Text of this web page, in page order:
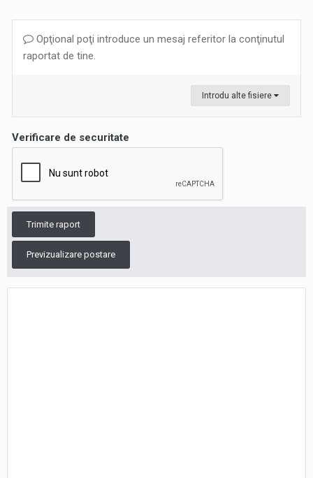
Opţional poţi introduce un mesaj referitor la conţinutul
raportat de tine.
Introdu alte fisiere
Verificare de securitate
Trimite raport
Previzualizare postare